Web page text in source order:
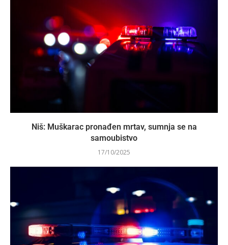
Niš: Muškarac pronađen mrtav, sumnja se na
samoubistvo
17/10/2025